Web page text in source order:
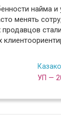
найма
менять
УП —